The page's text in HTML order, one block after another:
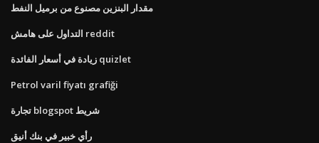
مقدار البنزين مصنوع من برميل النفط
التداول على هامش reddit
زيادة في أسعار الفائدة quizlet
Petrol varil fiyatı grafiği
تجارة blogspot شريط
رأي خبير في بنك أنيق